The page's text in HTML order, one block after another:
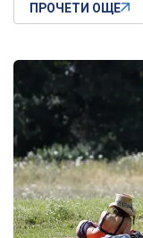
ПРОЧЕТИ ОЩЕ